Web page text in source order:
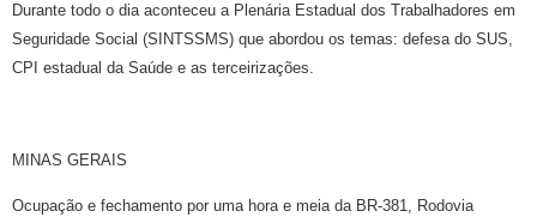
Durante todo o dia aconteceu a Plenária Estadual dos Trabalhadores em
Seguridade Social (SINTSSMS) que abordou os temas: defesa do SUS,
CPI estadual da Saúde e as terceirizações.
MINAS GERAIS
Ocupação e fechamento por uma hora e meia da BR-381, Rodovia